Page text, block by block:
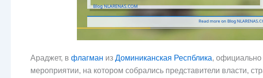
Араджет, в флагман из Доминиканская Респблика,
мероприятии, на котором собрались представители власти,